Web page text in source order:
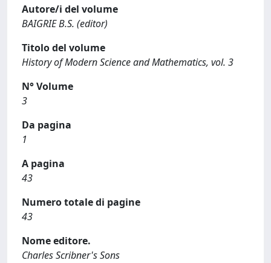
Autore/i del volume
BAIGRIE B.S. (editor)
Titolo del volume
History of Modern Science and Mathematics, vol. 3
N° Volume
3
Da pagina
1
A pagina
43
Numero totale di pagine
43
Nome editore.
Charles Scribner's Sons